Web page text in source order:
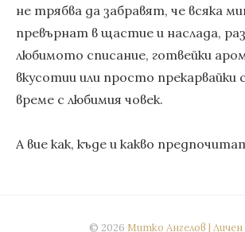
не трябва да забравят, че всяка
превърнат в щастие и наслада,
любимото списание, готвейки
вкусотии или просто прекарвайки
време с любимия човек.
А вие как, къде и какво
© 2026 Митко Ангелов | Личен